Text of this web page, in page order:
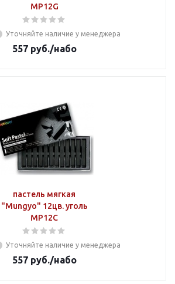
MP12G
Уточняйте наличие у менеджера
557руб./набо
пастель мягкая
"Mungyo" 12цв. уголь
MP12C
Уточняйте наличие у менеджера
557руб./набо